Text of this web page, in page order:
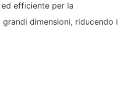
efficiente per la
dimensioni, riducendo i